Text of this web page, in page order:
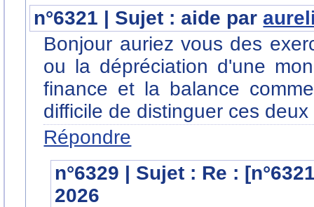
n°6321 | Sujet : aide par
Bonjour auriez vous des
ou la dépréciation d'une
finance et la balance
difficile de distinguer ces
Répondre
n°6329 | Sujet : Re :
2026